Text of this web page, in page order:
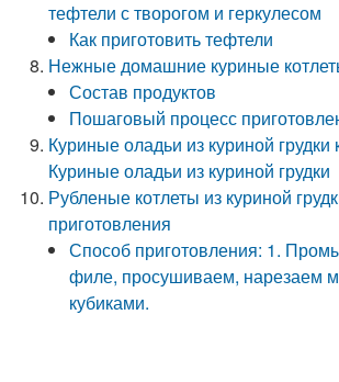
тефтели с творогом и геркулесом
Как приготовить тефтели
Нежные домашние куриные
Состав продуктов
Пошаговый процесс
Куриные оладьи из куриной грудки
Куриные оладьи из куриной грудки
Рубленые котлеты из куриной
приготовления
Способ приготовления: 1.
филе, просушиваем, нарезаем
кубиками.